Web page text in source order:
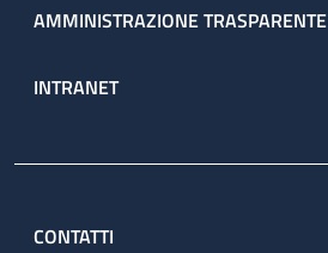
AMMINISTRAZIONE TRASPARENTE
INTRANET
CONTATTI